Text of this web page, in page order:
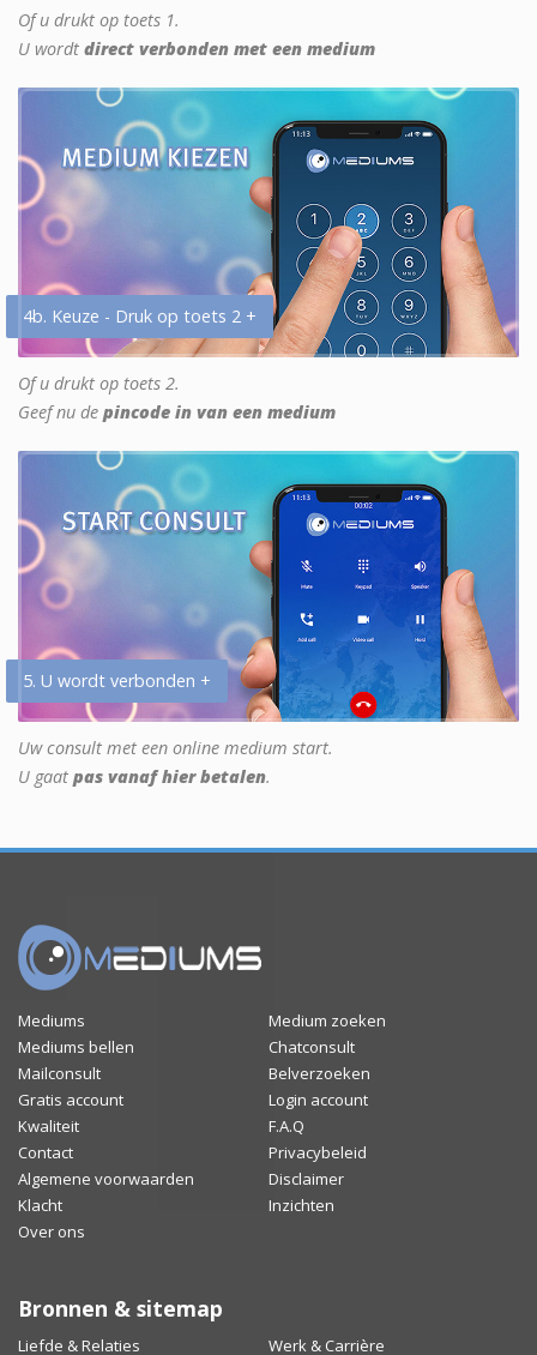
Of u drukt op toets 1.
U wordt direct verbonden met een medium
4b. Keuze - Druk op toets 2 +
Of u drukt op toets 2.
Geef nu de pincode in van een medium
5. U wordt verbonden +
Uw consult met een online medium start.
U gaat pas vanaf hier betalen.
Mediums
Medium zoeken
Mediums bellen
Chatconsult
Mailconsult
Belverzoeken
Gratis account
Login account
Kwaliteit
F.A.Q
Contact
Privacybeleid
Algemene voorwaarden
Disclaimer
Klacht
Inzichten
Over ons
Bronnen & sitemap
Liefde & Relaties Werk & Carrière